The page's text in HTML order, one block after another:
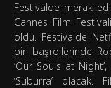
Festivalde merak
Cannes Film
oldu. Festivalde
biri başrollerinde
‘Our Souls at
‘Suburra’ olacak.